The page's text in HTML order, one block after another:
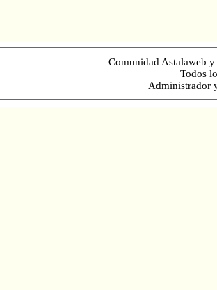
Comunidad Astalaweb
Todos
Administrador